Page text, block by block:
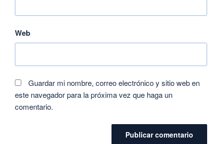
Web
Guardar mi nombre, correo electrónico y sitio web en
este navegador para la próxima vez que haga un
comentario.